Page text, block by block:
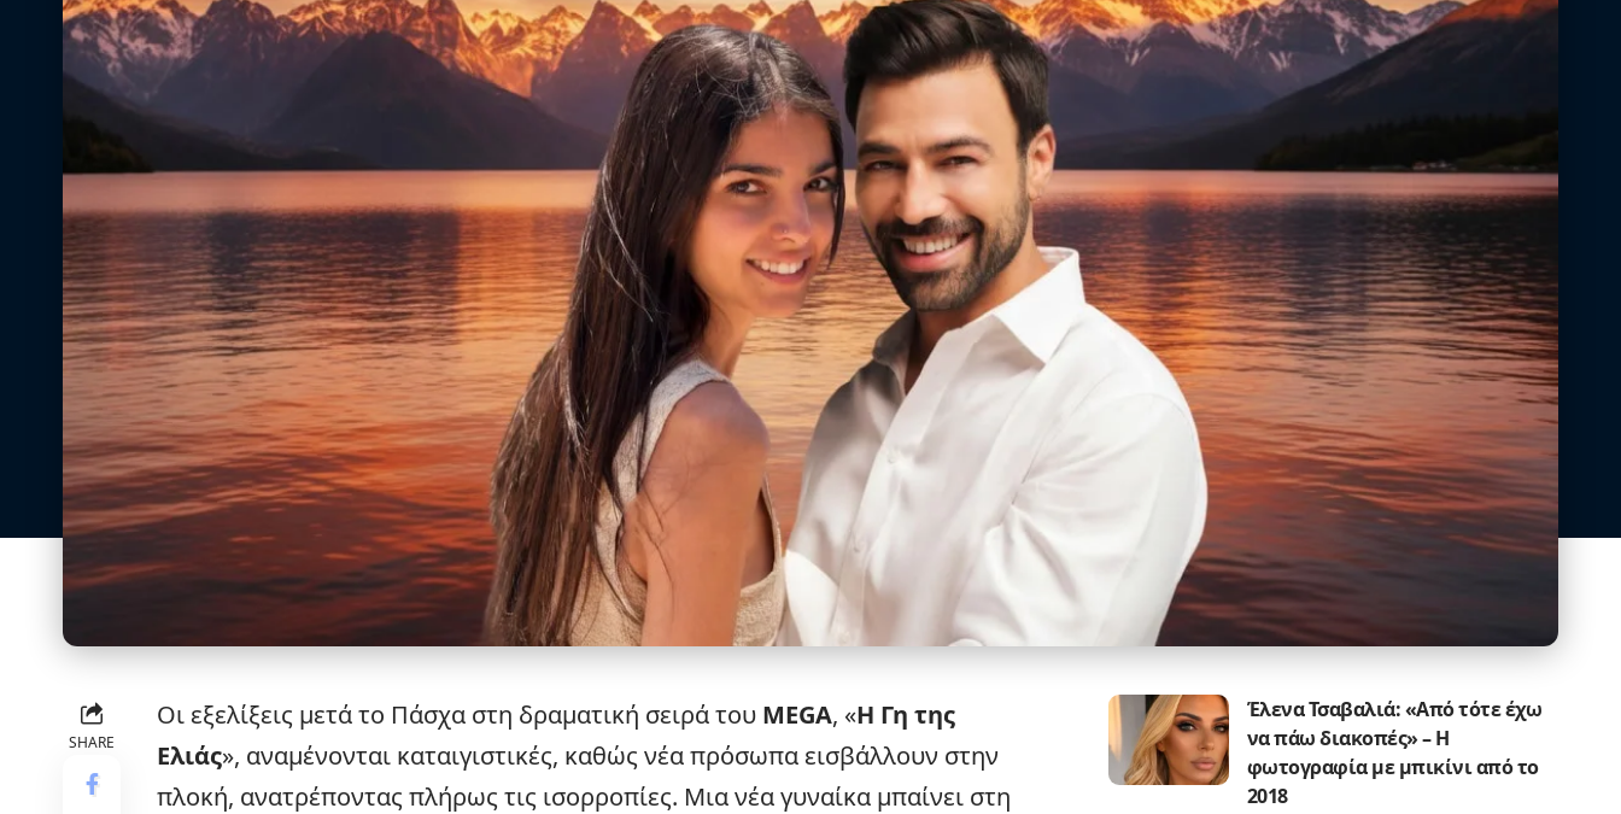
SHARE
Οι εξελίξεις μετά το Πάσχα στη δραματική σειρά του MEGA, «Η Γη της
Ελιάς», αναμένονται καταιγιστικές, καθώς νέα πρόσωπα εισβάλλουν στην
πλοκή, ανατρέποντας πλήρως τις ισορροπίες. Μια νέα γυναίκα μπαίνει στη
Έλενα Τσαβαλιά: «Από τότε έχω
να πάω διακοπές» – Η
φωτογραφία με μπικίνι από το
2018